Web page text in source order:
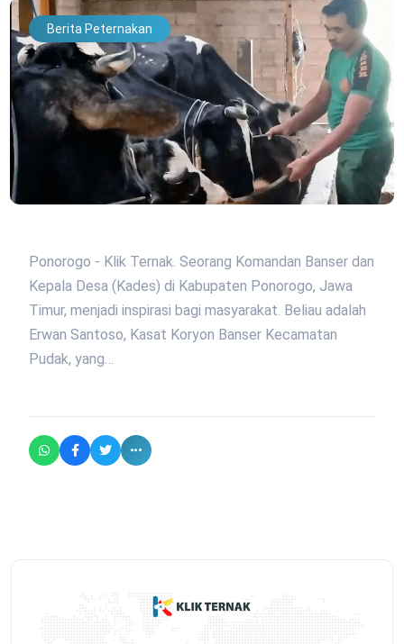
Berita Peternakan
Ponorogo - Klik Ternak. Seorang Komandan Banser dan
Kepala Desa (Kades) di Kabupaten Ponorogo, Jawa
Timur, menjadi inspirasi bagi masyarakat. Beliau adalah
Erwan Santoso, Kasat Koryon Banser Kecamatan
Pudak, yang…